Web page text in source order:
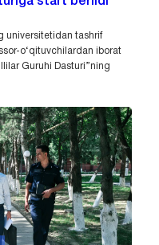
universitetidan tashrif
o‘qituvchilardan iborat
Guruhi Dasturi”ning